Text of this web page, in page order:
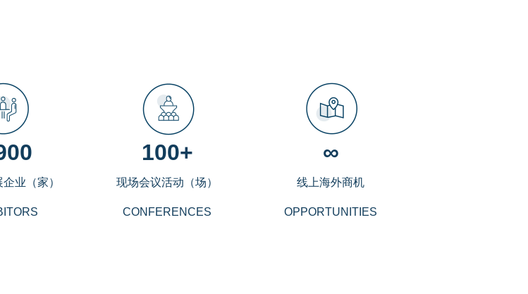
业（家）
100+
现场会议活动（场）
CONFERENCES
∞
线上海外商机
OPPORTUNITIES